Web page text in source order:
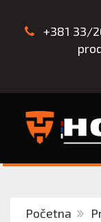
+381 33/
Početna